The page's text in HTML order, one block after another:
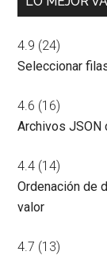
4.9 (24)
Seleccionar
4.6 (16)
Archivos JSON
4.4 (14)
Ordenación de
valor
4.7 (13)